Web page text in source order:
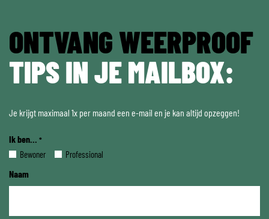
ONTVANG WEERPROOF
TIPS IN JE MAILBOX:
Je krijgt maximaal 1x per maand een e-mail en je kan altijd opzeggen!
Ik ben... *
Bewoner Professional
Naam